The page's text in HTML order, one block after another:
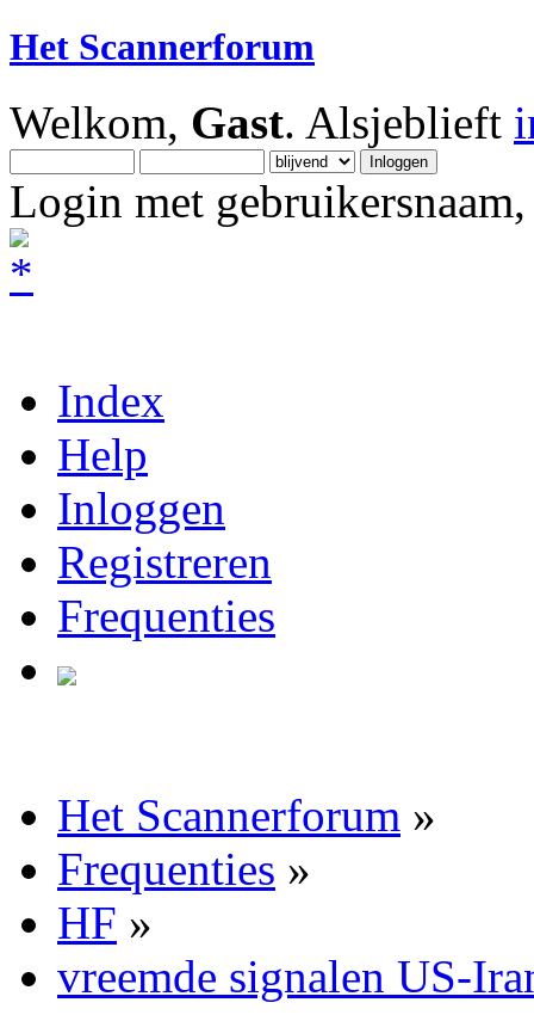
Het Scannerforum
Welkom, Gast. Alsjeblieft
Login met
Index
Help
Inloggen
Registreren
Frequenties
Het Scannerforum »
Frequenties »
HF »
vreemde signalen US-